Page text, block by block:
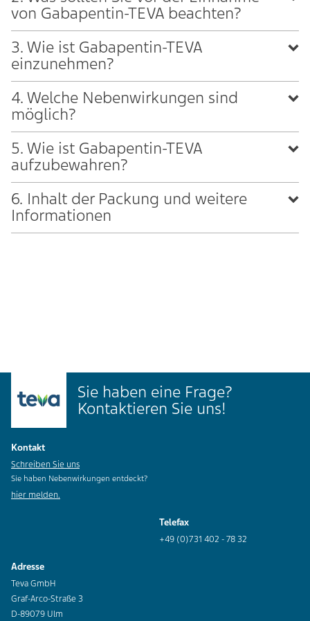
von Gabapentin-TEVA beachten?
3. Wie ist Gabapentin-TEVA
einzunehmen?
4. Welche Nebenwirkungen sind
möglich?
5. Wie ist Gabapentin-TEVA
aufzubewahren?
6. Inhalt der Packung und weitere
Informationen
Sie haben eine Frage?
Kontaktieren Sie uns!
Kontakt
Schreiben Sie uns
Sie haben Nebenwirkungen entdeckt?
hier melden.
Telefax
+49 (0)731 402 - 78 32
Adresse
Teva GmbH
Graf-Arco-Straße 3
D-89079 Ulm